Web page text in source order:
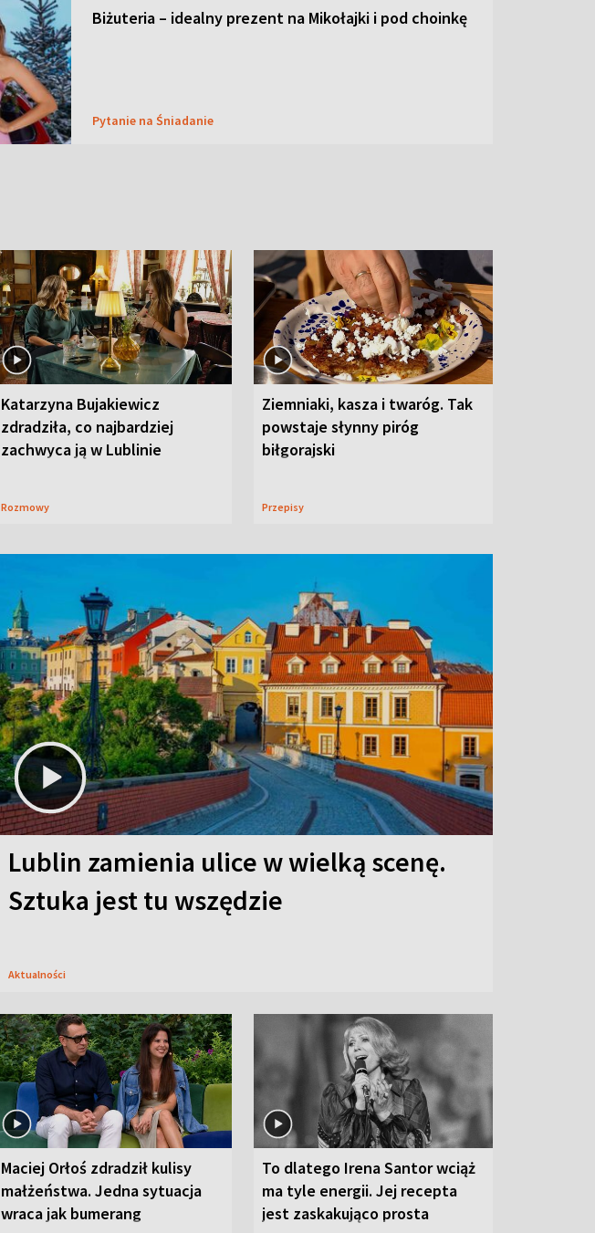
Biżuteria – idealny prezent na Mikołajki i pod choinkę
Pytanie na Śniadanie
Katarzyna Bujakiewicz
zdradziła, co najbardziej
zachwyca ją w Lublinie
Rozmowy
Ziemniaki, kasza i twaróg. Tak
powstaje słynny piróg
biłgorajski
Przepisy
Lublin zamienia ulice w wielką scenę.
Sztuka jest tu wszędzie
Aktualności
Maciej Orłoś zdradził kulisy
małżeństwa. Jedna sytuacja
wraca jak bumerang
To dlatego Irena Santor wciąż
ma tyle energii. Jej recepta
jest zaskakująco prosta